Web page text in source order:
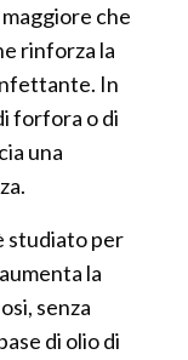
che
rinforza la
In
forfora o di
una
studiato per
la
senza
di olio di